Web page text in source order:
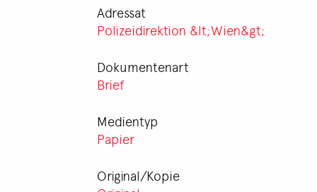
Adressat
Polizeidirektion &lt;Wien&gt;
Dokumentenart
Brief
Medientyp
Papier
Original/Kopie